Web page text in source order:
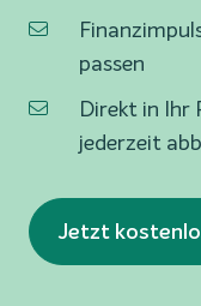
passen
Direkt in Ihr
jederzeit
Jetzt